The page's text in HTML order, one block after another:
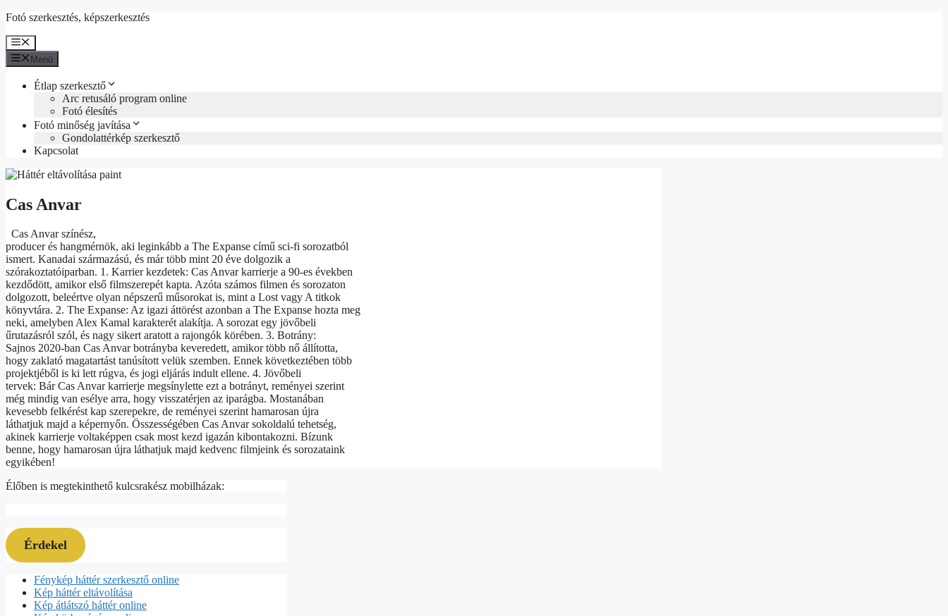
Kilépés
tartalomba
Fotó szerkesztés, képszerkesztés
Menü
Menü
Étlap szerkesztő
Arc retusáló program online
Fotó élesítés
Fotó minőség javítása
Gondolattérkép szerkesztő
Kapcsolat
Cas Anvar
Cas Anvar színész,
producer és hangmérnök, aki leginkább a The Expanse című sci-fi sorozatból
ismert. Kanadai származású, és már több mint 20 éve dolgozik a
szórakoztatóiparban. 1. Karrier kezdetek: Cas Anvar karrierje a 90-es években
kezdődött, amikor első filmszerepét kapta. Azóta számos filmen és sorozaton
dolgozott, beleértve olyan népszerű műsorokat is, mint a Lost vagy A titkok
könyvtára. 2. The Expanse: Az igazi áttörést azonban a The Expanse hozta meg
neki, amelyben Alex Kamal karakterét alakítja. A sorozat egy jövőbeli
űrutazásról szól, és nagy sikert aratott a rajongók körében. 3. Botrány:
Sajnos 2020-ban Cas Anvar botrányba keveredett, amikor több nő állította,
hogy zaklató magatartást tanúsított velük szemben. Ennek következtében több
projektjéből is ki lett rúgva, és jogi eljárás indult ellene. 4. Jövőbeli
tervek: Bár Cas Anvar karrierje megsínylette ezt a botrányt, reményei szerint
még mindig van esélye arra, hogy visszatérjen az iparágba. Mostanában
kevesebb felkérést kap szerepekre, de reményei szerint hamarosan újra
láthatjuk majd a képernyőn. Összességében Cas Anvar sokoldalú tehetség,
akinek karrierje voltaképpen csak most kezd igazán kibontakozni. Bízunk
benne, hogy hamarosan újra láthatjuk majd kedvenc filmjeink és sorozataink
egyikében!
Élőben is megtekinthető kulcsrakész mobilházak:
Érdekel
Fénykép háttér szerkesztő online
Kép háttér eltávolítása
Kép átlátszó háttér online